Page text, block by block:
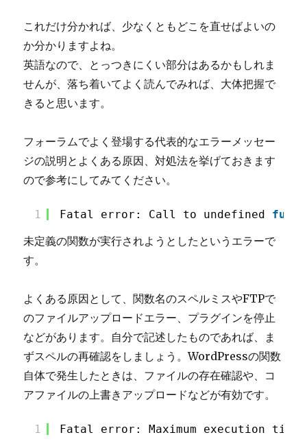
これだけ分かれば、少なくともどこを直せばよいの
か分かりますよね。
英語なので、とっつきにくい部分はあるかもしれま
せんが、落ち着いてよく読んでみれば、大体把握で
きると思います。
フォーラムでよく登場する代表的なエラーメッセー
ジの説明とよくある原因、対処法を挙げておきます
ので参考にしてみてください。
1 Fatal error: Call to undefined
未定義の関数が実行されようとしたというエラーで
す。
よくある原因として、関数名のスペルミスやFTPで
のファイルアップロードエラー、プラグインを停止
などがあります。自分で記述したものであれば、ま
ずスペルの再確認をしましょう。WordPressの関数
自体で発生したときは、ファイルの存在確認や、コ
アファイルの上書きアップロードなどが有効です。
1 Fatal error: Maximum execution